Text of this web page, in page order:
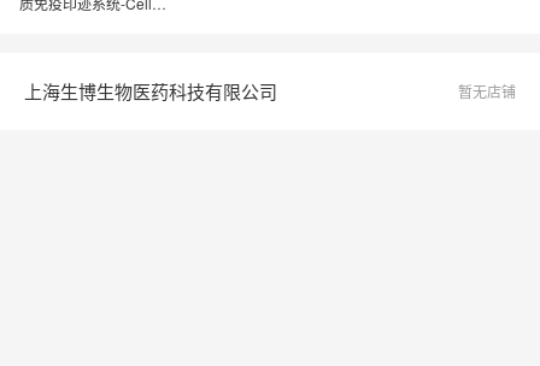
上海生博生物医药科技有限公司 暂无店铺